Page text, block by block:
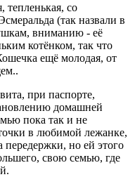
тепленькая, со
(так назвали в
вниманию - её
котёнком, так что
ещё молодая, от
при паспорте,
домашней
пока так и не
в любимой лежанке,
но ей этого
свою семью, где